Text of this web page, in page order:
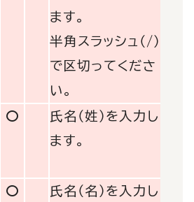
ます。
半角スラッシュ（/）
で区切ってくださ
い。
〇
氏名（姓）を入力し
ます。
〇
氏名（名）を入力し